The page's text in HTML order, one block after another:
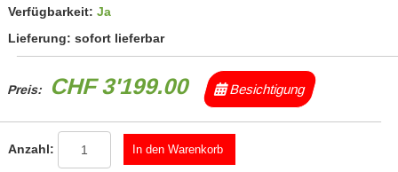
Verfügbarkeit: Ja
Lieferung: sofort lieferbar
Preis: CHF 3'199.00 Besichtigung
Anzahl: